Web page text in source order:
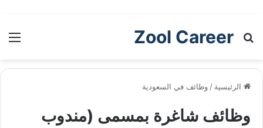
Zool Career
بحث عن
الرئيسية / وظائف في السعودية
وظائف شاغرة بمسمى (مندوب